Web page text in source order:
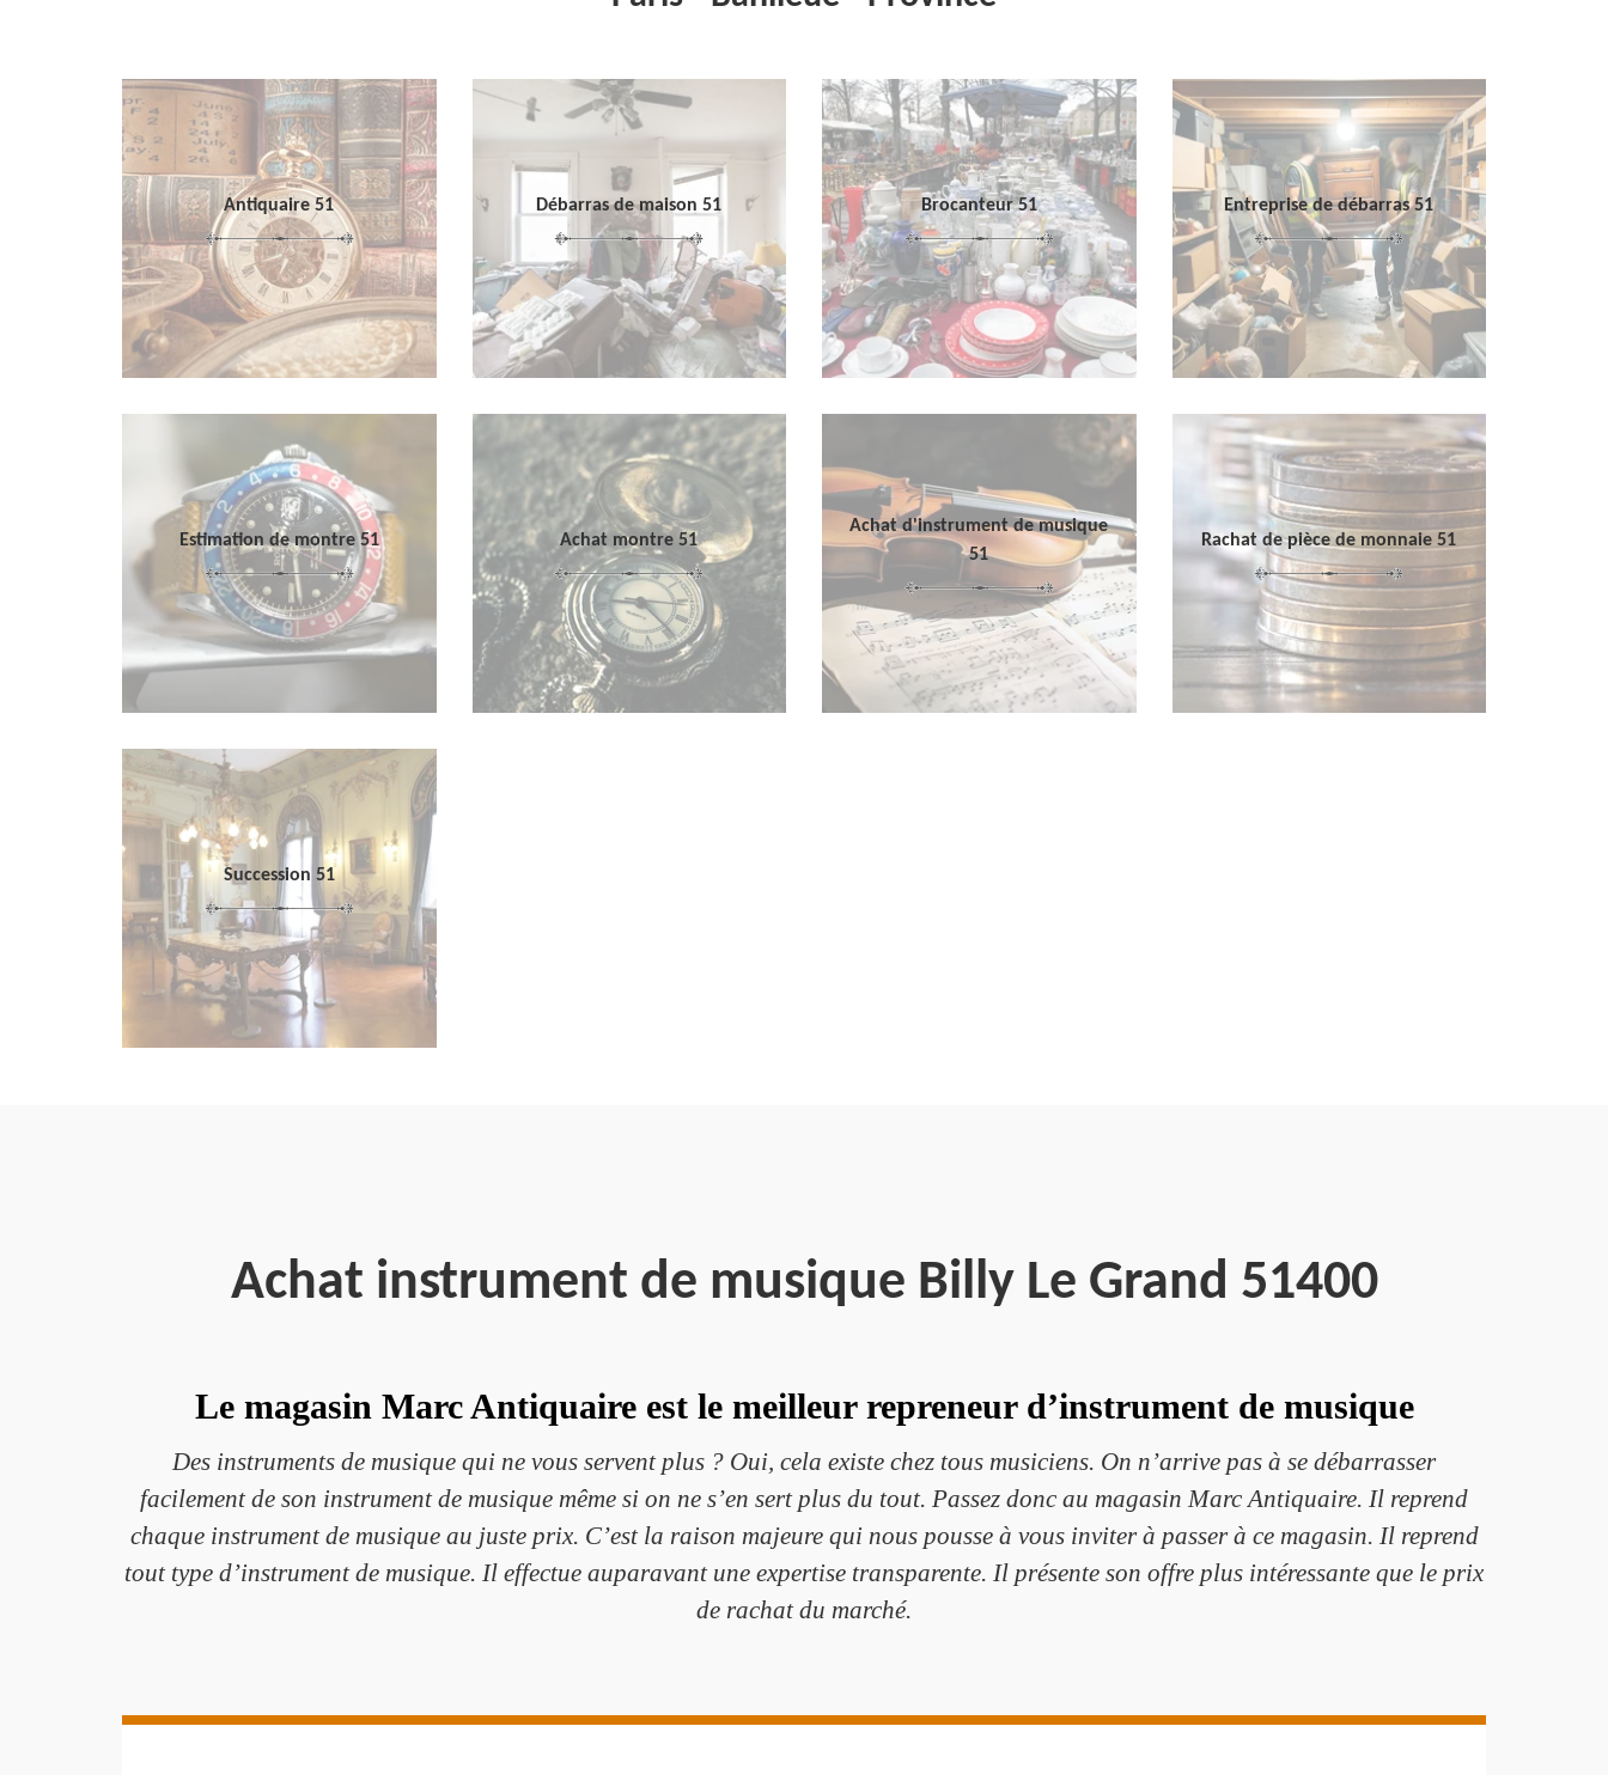
Antiquaire 51 Débarras de maison 51 Brocanteur 51 Entreprise de débarras 51
Estimation de montre 51 Achat montre 51
Achat d'instrument de musique
51
Rachat de pièce de monnaie 51
Succession 51
Achat instrument de musique Billy Le Grand 51400
Le magasin Marc Antiquaire est le meilleur repreneur d’instrument de musique
Des instruments de musique qui ne vous servent plus ? Oui, cela existe chez tous musiciens. On n’arrive pas à se débarrasser
facilement de son instrument de musique même si on ne s’en sert plus du tout. Passez donc au magasin Marc Antiquaire. Il reprend
chaque instrument de musique au juste prix. C’est la raison majeure qui nous pousse à vous inviter à passer à ce magasin. Il reprend
tout type d’instrument de musique. Il effectue auparavant une expertise transparente. Il présente son offre plus intéressante que le prix
de rachat du marché.